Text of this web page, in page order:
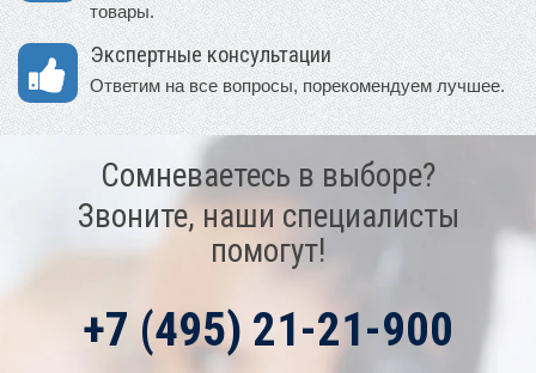
товары.
Экспертные консультации
Ответим на все вопросы, порекомендуем лучшее.
Сомневаетесь в выборе?
Звоните, наши специалисты
помогут!
+7 (495) 21-21-900